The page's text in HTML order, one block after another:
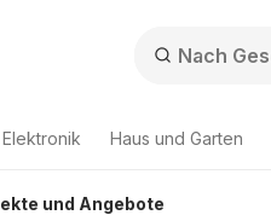
Elektronik Haus und Garten
und Angebote